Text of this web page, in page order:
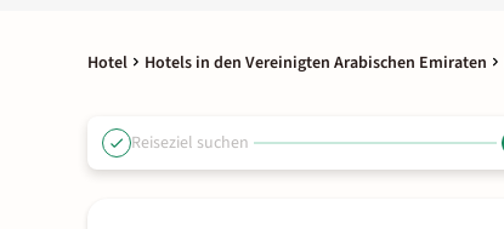
Hotel Hotels in den Vereinigten Arabischen Emiraten
Reiseziel suchen